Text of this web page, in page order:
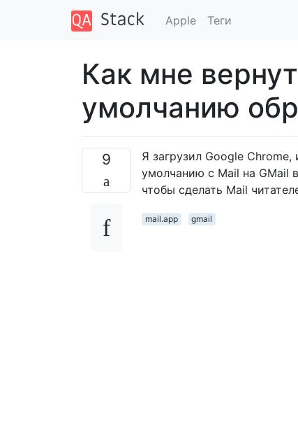
Apple Теги
Как мне
умолчанию
9
Я загрузил Google
умолчанию с Mail на GMail
чтобы сделать Mail
mail.app gmail